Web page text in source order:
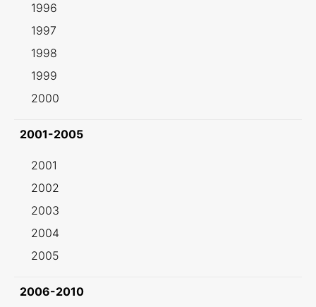
1996
1997
1998
1999
2000
2001-2005
2001
2002
2003
2004
2005
2006-2010